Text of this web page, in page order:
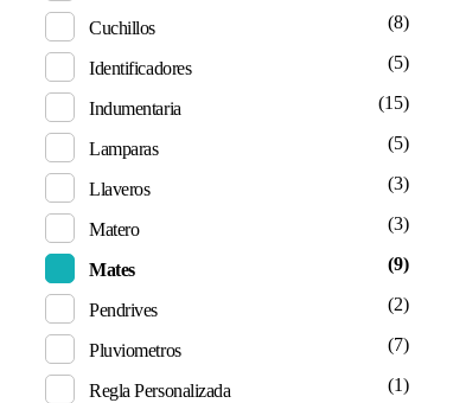
Cuchillos (8)
Identificadores (5)
Indumentaria (15)
Lamparas (5)
Llaveros (3)
Matero (3)
Mates (9)
Pendrives (2)
Pluviometros (7)
Regla Personalizada (1)